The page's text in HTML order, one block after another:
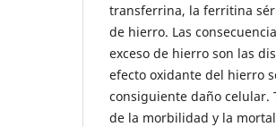
transferrina, la ferritina
de hierro. Las
exceso de hierro son las
efecto oxidante del hierro
consiguiente daño celular.
de la morbilidad y la